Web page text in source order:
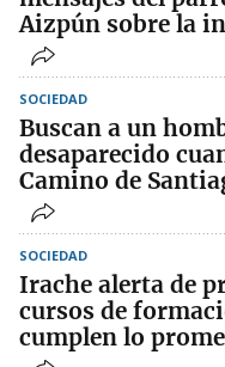
Aizpún sobre la
SOCIEDAD
Buscan a un
desaparecido
Camino de
SOCIEDAD
Irache alerta de
cursos de
cumplen lo